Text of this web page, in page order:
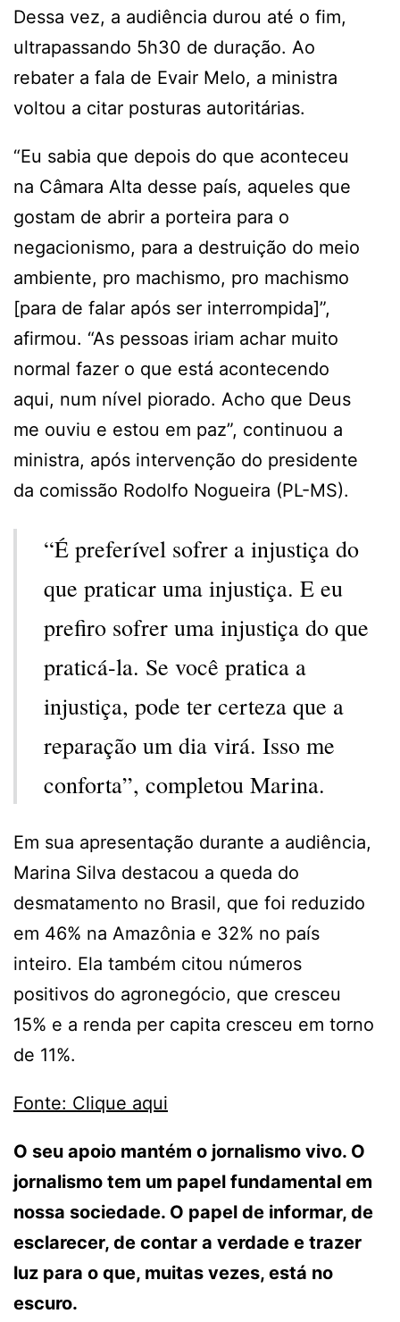
Dessa vez, a audiência durou até o fim,
ultrapassando 5h30 de duração. Ao
rebater a fala de Evair Melo, a ministra
voltou a citar posturas autoritárias.
“Eu sabia que depois do que aconteceu
na Câmara Alta desse país, aqueles que
gostam de abrir a porteira para o
negacionismo, para a destruição do meio
ambiente, pro machismo, pro machismo
[para de falar após ser interrompida]”,
afirmou. “As pessoas iriam achar muito
normal fazer o que está acontecendo
aqui, num nível piorado. Acho que Deus
me ouviu e estou em paz”, continuou a
ministra, após intervenção do presidente
da comissão Rodolfo Nogueira (PL-MS).
“É preferível sofrer a injustiça do
que praticar uma injustiça. E eu
prefiro sofrer uma injustiça do que
praticá-la. Se você pratica a
injustiça, pode ter certeza que a
reparação um dia virá. Isso me
conforta”, completou Marina.
Em sua apresentação durante a audiência,
Marina Silva destacou a queda do
desmatamento no Brasil, que foi reduzido
em 46% na Amazônia e 32% no país
inteiro. Ela também citou números
positivos do agronegócio, que cresceu
15% e a renda per capita cresceu em torno
de 11%.
Fonte: Clique aqui
O seu apoio mantém o jornalismo vivo. O
jornalismo tem um papel fundamental em
nossa sociedade. O papel de informar, de
esclarecer, de contar a verdade e trazer
luz para o que, muitas vezes, está no
escuro.